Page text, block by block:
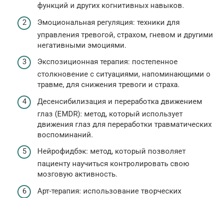
функций и других когнитивных навыков.
Эмоциональная регуляция: техники для
управления тревогой, страхом, гневом и другими
негативными эмоциями.
Экспозиционная терапия: постепенное
столкновение с ситуациями, напоминающими о
травме, для снижения тревоги и страха.
Десенсибилизация и переработка движением
глаз (EMDR): метод, который использует
движения глаз для переработки травматических
воспоминаний.
Нейрофидбэк: метод, который позволяет
пациенту научиться контролировать свою
мозговую активность.
Арт-терапия: использование творческих